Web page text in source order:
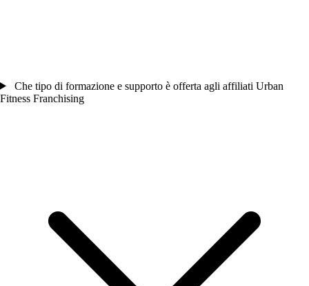
Che tipo di formazione e supporto è offerta agli affiliati Urban
Fitness Franchising